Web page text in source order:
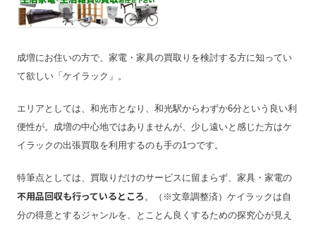
成増にお住いの方で、家電・家具の買取りを検討する方に知ってい
て欲しい「ケイラック」。
エリアとしては、和光市となり、和光駅からわずか6分という良い利
便性が。成増の中心地ではありませんが、少し遠いと感じた方はケ
イラックの出張買取を利用するのも手の1つです。
特筆点としては、買取りだけのサービスに留まらず、家具・家電の
不用品回収も行っているところ 。（※文章調整済）ケイラックは自
分の得意とするジャンルを、とことん良くするための探究心が見え